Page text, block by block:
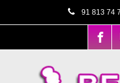
91 813 74